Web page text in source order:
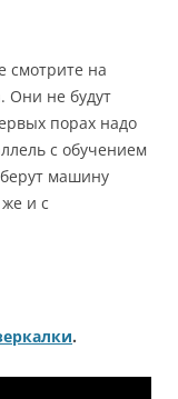
смотрите на
Они не будут
порах надо
с обучением
машину
и с
.